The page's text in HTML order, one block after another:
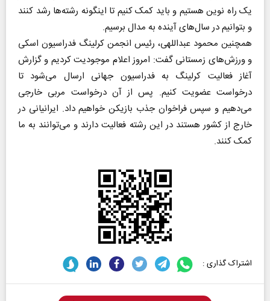
یک راه نوین هستیم و باید کمک کنیم تا اینگونه رشته‌ها رشد کنند
و بتوانیم در سال‌های آینده به مدال برسیم.
همچنین محمود عبداللهی، رئیس انجمن کرلینگ فدراسیون اسکی
و ورزش‌های زمستانی گفت: امروز اعلام موجودیت کردیم و گزارش
آغاز فعالیت کرلینگ به فدراسیون جهانی ارسال می‌شود تا
درخواست عضویت کنیم. پس از آن درخواست مربی خارجی
می‌دهیم و سپس فراخوان جذب بازیکن خواهیم داد. ایرانیانی در
خارج از کشور هستند در این رشته فعالیت دارند و می‌توانند به ما
کمک کنند.
اشتراک گذاری :